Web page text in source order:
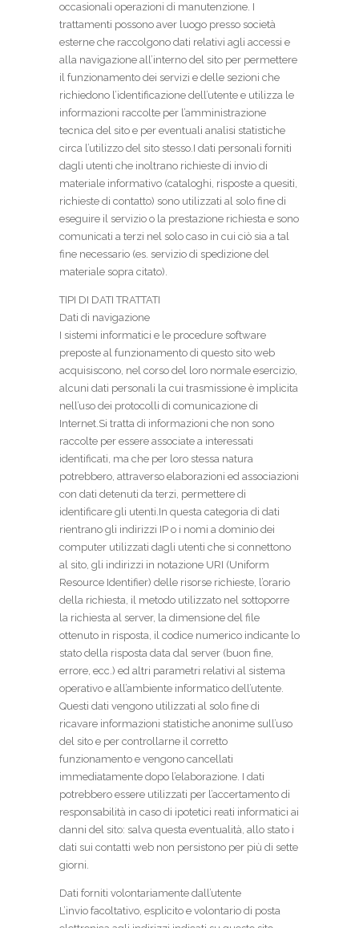
occasionali operazioni di manutenzione. I
trattamenti possono aver luogo presso società
esterne che raccolgono dati relativi agli accessi e
alla navigazione all’interno del sito per permettere
il funzionamento dei servizi e delle sezioni che
richiedono l’identificazione dell’utente e utilizza le
informazioni raccolte per l’amministrazione
tecnica del sito e per eventuali analisi statistiche
circa l’utilizzo del sito stesso.I dati personali forniti
dagli utenti che inoltrano richieste di invio di
materiale informativo (cataloghi, risposte a quesiti,
richieste di contatto) sono utilizzati al solo fine di
eseguire il servizio o la prestazione richiesta e sono
comunicati a terzi nel solo caso in cui ciò sia a tal
fine necessario (es. servizio di spedizione del
materiale sopra citato).
TIPI DI DATI TRATTATI
Dati di navigazione
I sistemi informatici e le procedure software
preposte al funzionamento di questo sito web
acquisiscono, nel corso del loro normale esercizio,
alcuni dati personali la cui trasmissione è implicita
nell’uso dei protocolli di comunicazione di
Internet.Si tratta di informazioni che non sono
raccolte per essere associate a interessati
identificati, ma che per loro stessa natura
potrebbero, attraverso elaborazioni ed associazioni
con dati detenuti da terzi, permettere di
identificare gli utenti.In questa categoria di dati
rientrano gli indirizzi IP o i nomi a dominio dei
computer utilizzati dagli utenti che si connettono
al sito, gli indirizzi in notazione URI (Uniform
Resource Identifier) delle risorse richieste, l’orario
della richiesta, il metodo utilizzato nel sottoporre
la richiesta al server, la dimensione del file
ottenuto in risposta, il codice numerico indicante lo
stato della risposta data dal server (buon fine,
errore, ecc.) ed altri parametri relativi al sistema
operativo e all’ambiente informatico dell’utente.
Questi dati vengono utilizzati al solo fine di
ricavare informazioni statistiche anonime sull’uso
del sito e per controllarne il corretto
funzionamento e vengono cancellati
immediatamente dopo l’elaborazione. I dati
potrebbero essere utilizzati per l’accertamento di
responsabilità in caso di ipotetici reati informatici ai
danni del sito: salva questa eventualità, allo stato i
dati sui contatti web non persistono per più di sette
giorni.
Dati forniti volontariamente dall’utente
L’invio facoltativo, esplicito e volontario di posta